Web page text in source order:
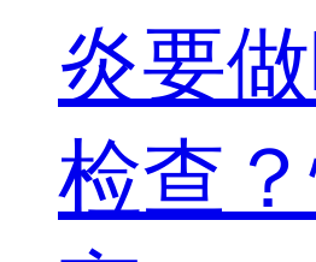
炎要
检查